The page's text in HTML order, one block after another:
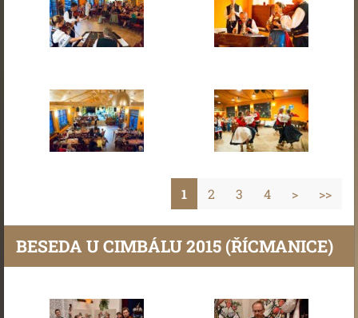
1 2 3 4 > >>
BESEDA U CIMBÁLU 2015 (ŘÍCMANICE)